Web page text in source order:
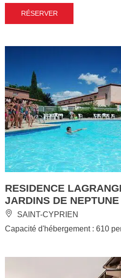
RÉSERVER
RESIDENCE
JARDINS DE NEPTUNE
SAINT-CYPRIEN
Capacité d'hébergement : 610